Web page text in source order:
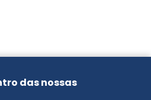
das nossas